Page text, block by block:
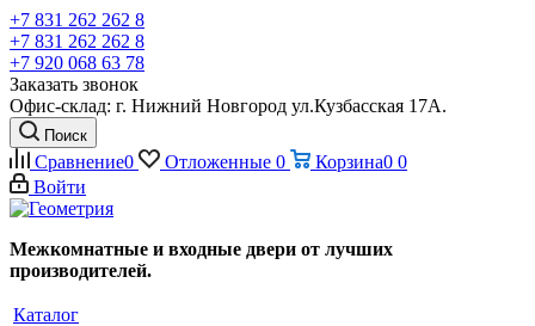
+7 831 262 262 8
+7 831 262 262 8
+7 920 068 63 78
Заказать звонок
Офис-склад: г. Нижний Новгород ул.Кузбасская 17А.
Поиск
Сравнение0 Отложенные 0 Корзина0 0
Войти
Межкомнатные и входные двери от лучших
производителей.
Каталог